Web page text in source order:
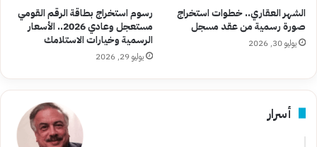
الشهر العقاري.. خطوات استخراج
صورة رسمية من عقد مسجل
يوليو 30, 2026
رسوم استخراج بطاقة الرقم القومي
مستعجل وعادي 2026.. الأسعار
الرسمية وخيارات الاستلامك
يوليو 29, 2026
أسرار